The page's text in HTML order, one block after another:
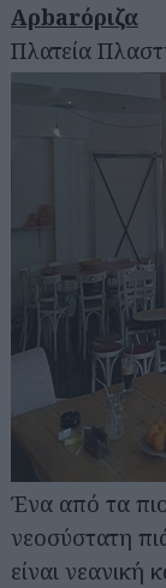
Αρbarόριζα
Πλατεία
Ένα από τα
νεοσύστατη
είναι νεανική